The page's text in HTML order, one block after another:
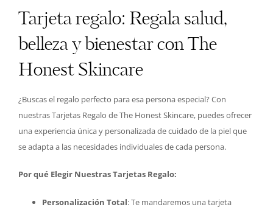
Tarjeta regalo: Regala salud,
belleza y bienestar con The
Honest Skincare
¿Buscas el regalo perfecto para esa persona especial? Con
nuestras Tarjetas Regalo de The Honest Skincare, puedes ofrecer
una experiencia única y personalizada de cuidado de la piel que
se adapta a las necesidades individuales de cada persona.
Por qué Elegir Nuestras Tarjetas Regalo:
Personalización Total: Te mandaremos una tarjeta